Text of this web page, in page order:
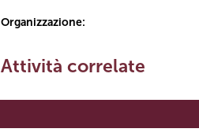
Organizzazione:
Attività correlate